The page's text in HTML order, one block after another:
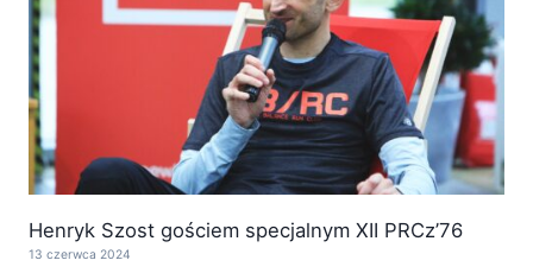
Henryk Szost gościem specjalnym XII PRCz’76
13 czerwca 2024